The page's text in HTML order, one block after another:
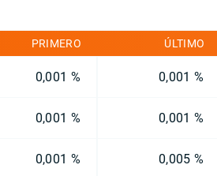
PRIMERO ÚLTIMO
0,001 % 0,001 %
0,001 % 0,001 %
0,001 % 0,005 %